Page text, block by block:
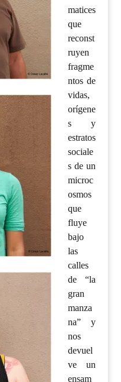
matices
que
reconst
ruyen
fragme
ntos de
vidas,
orígene
s y
estratos
sociale
s de un
microc
osmos
que
fluye
bajo
las
calles
de “la
gran
manza
na” y
nos
devuel
ve un
ensam